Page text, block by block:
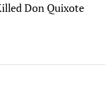
Don Quixote